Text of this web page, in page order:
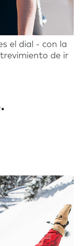
el dial - con la
de ir
.